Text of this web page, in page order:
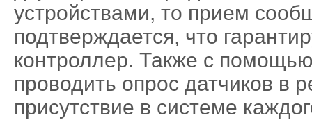
устройствами, то прием
подтверждается, что
контроллер. Также с
проводить опрос датчиков в
присутствие в системе